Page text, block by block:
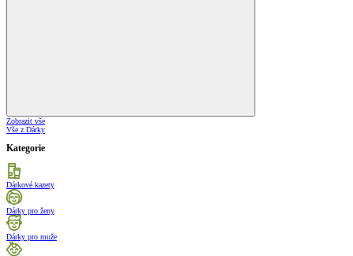
Zobrazit vše
Vše z Dárky
Kategorie
Dárkové kazety
Dárky pro ženy
Dárky pro muže